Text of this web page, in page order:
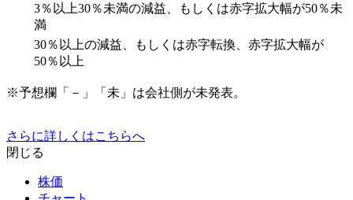
3％以上30％未満の減益、もしくは赤字拡大幅が50％未
満
30％以上の減益、もしくは赤字転換、赤字拡大幅が
50％以上
※予想欄「－」「未」は会社側が未発表。
さらに詳しくはこちらへ
閉じる
株価